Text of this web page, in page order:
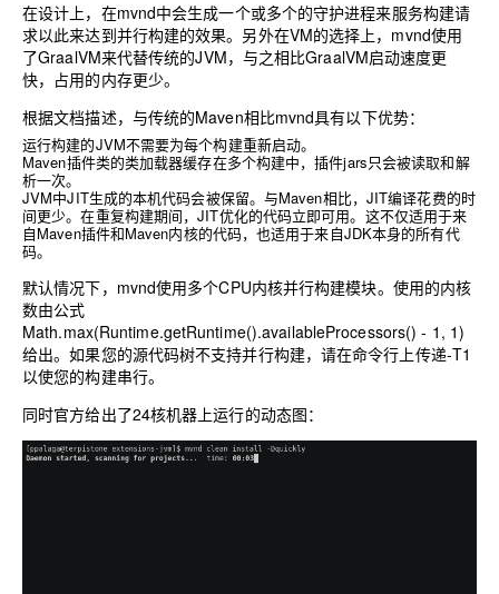
在设计上，在mvnd中会生成一个或多个的守护进程来服务构建请
求以此来达到并行构建的效果。另外在VM的选择上，mvnd使用
了GraalVM来代替传统的JVM，与之相比GraalVM启动速度更
快，占用的内存更少。
根据文档描述，与传统的Maven相比mvnd具有以下优势：
运行构建的JVM不需要为每个构建重新启动。
Maven插件类的类加载器缓存在多个构建中，插件jars只会被读取和解
析一次。
JVM中JIT生成的本机代码会被保留。与Maven相比，JIT编译花费的时
间更少。在重复构建期间，JIT优化的代码立即可用。这不仅适用于来
自Maven插件和Maven内核的代码，也适用于来自JDK本身的所有代
码。
默认情况下，mvnd使用多个CPU内核并行构建模块。使用的内核
数由公式
Math.max(Runtime.getRuntime().availableProcessors() - 1, 1)
给出。如果您的源代码树不支持并行构建，请在命令行上传递-T1
以使您的构建串行。
同时官方给出了24核机器上运行的动态图：